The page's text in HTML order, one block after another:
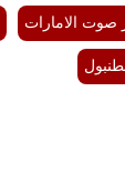
صوت الامارات